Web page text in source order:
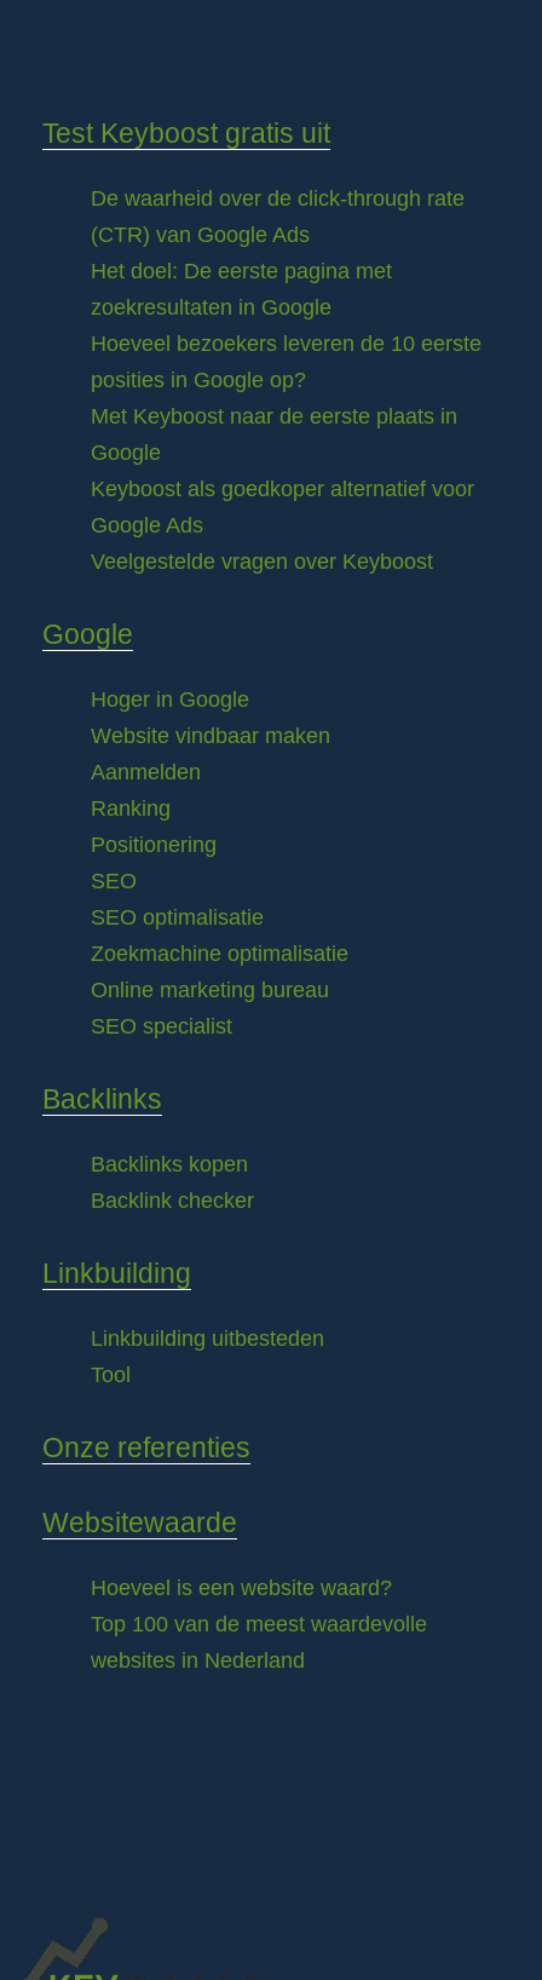
Test Keyboost gratis uit
De waarheid over de click-through rate
(CTR) van Google Ads
Het doel: De eerste pagina met
zoekresultaten in Google
Hoeveel bezoekers leveren de 10 eerste
posities in Google op?
Met Keyboost naar de eerste plaats in
Google
Keyboost als goedkoper alternatief voor
Google Ads
Veelgestelde vragen over Keyboost
Google
Hoger in Google
Website vindbaar maken
Aanmelden
Ranking
Positionering
SEO
SEO optimalisatie
Zoekmachine optimalisatie
Online marketing bureau
SEO specialist
Backlinks
Backlinks kopen
Backlink checker
Linkbuilding
Linkbuilding uitbesteden
Tool
Onze referenties
Websitewaarde
Hoeveel is een website waard?
Top 100 van de meest waardevolle
websites in Nederland